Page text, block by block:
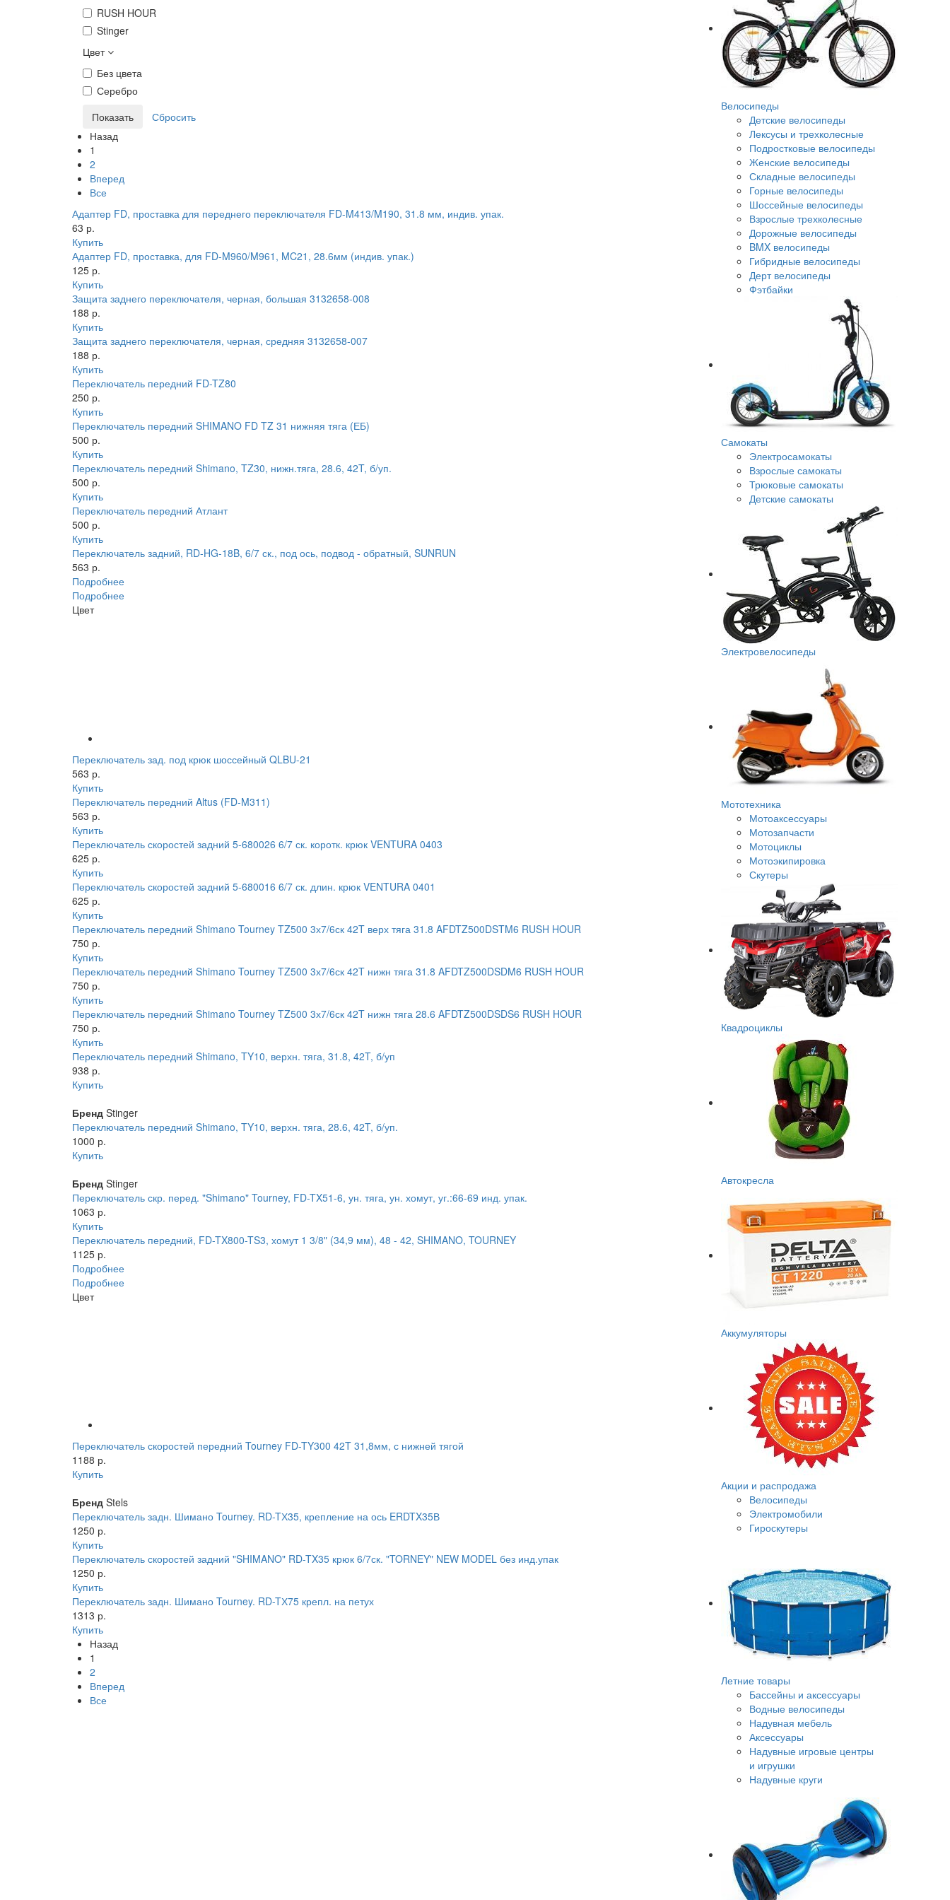
Велосипеды
Детские велосипеды
Лексусы и трехколесные
Подростковые велосипеды
Женские велосипеды
Складные велосипеды
Горные велосипеды
Шоссейные велосипеды
Взрослые трехколесные
Дорожные велосипеды
BMX велосипеды
Гибридные велосипеды
Дерт велосипеды
Фэтбайки
Самокаты
Электросамокаты
Взрослые самокаты
Трюковые самокаты
Детские самокаты
Электровелосипеды
Мототехника
Мотоаксессуары
Мотозапчасти
Мотоциклы
Мотоэкипировка
Скутеры
Квадроциклы
Автокресла
Аккумуляторы
Акции и распродажа
Велосипеды
Электромобили
Гироскутеры
Летние товары
Бассейны и аксессуары
Водные велосипеды
Надувная мебель
Аксессуары
Надувные игровые центры
и игрушки
Надувные круги
RUSH HOUR
Stinger
Цвет
Без цвета
Серебро
Назад
1
2
Вперед
Все
Адаптер FD, проставка для переднего переключателя FD-M413/M190, 31.8 мм, индив. упак.
63 р.
Купить
Адаптер FD, проставка, для FD-M960/M961, MC21, 28.6мм (индив. упак.)
125 р.
Купить
Защита заднего переключателя, черная, большая 3132658-008
188 р.
Купить
Защита заднего переключателя, черная, средняя 3132658-007
188 р.
Купить
Переключатель передний FD-TZ80
250 р.
Купить
Переключатель передний SHIMANO FD TZ 31 нижняя тяга (ЕБ)
500 р.
Купить
Переключатель передний Shimano, TZ30, нижн.тяга, 28.6, 42T, б/уп.
500 р.
Купить
Переключатель передний Атлант
500 р.
Купить
Переключатель задний, RD-HG-18B, 6/7 ск., под ось, подвод - обратный, SUNRUN
563 р.
Подробнее
Подробнее
Цвет
Переключатель зад. под крюк шоссейный QLBU-21
563 р.
Купить
Переключатель передний Altus (FD-M311)
563 р.
Купить
Переключатель скоростей задний 5-680026 6/7 ск. коротк. крюк VENTURA 0403
625 р.
Купить
Переключатель скоростей задний 5-680016 6/7 ск. длин. крюк VENTURA 0401
625 р.
Купить
Переключатель передний Shimano Tourney TZ500 3х7/6ск 42T верх тяга 31.8 AFDTZ500DSTM6 RUSH HOUR
750 р.
Купить
Переключатель передний Shimano Tourney TZ500 3х7/6ск 42T нижн тяга 31.8 AFDTZ500DSDM6 RUSH HOUR
750 р.
Купить
Переключатель передний Shimano Tourney TZ500 3х7/6ск 42T нижн тяга 28.6 AFDTZ500DSDS6 RUSH HOUR
750 р.
Купить
Переключатель передний Shimano, TY10, верхн. тяга, 31.8, 42T, б/уп
938 р.
Купить
Бренд Stinger
Переключатель передний Shimano, TY10, верхн. тяга, 28.6, 42T, б/уп.
1000 р.
Купить
Бренд Stinger
Переключатель скр. перед. "Shimano" Tourney, FD-TX51-6, ун. тяга, ун. хомут, уг.:66-69 инд. упак.
1063 р.
Купить
Переключатель передний, FD-TX800-TS3, хомут 1 3/8" (34,9 мм), 48 - 42, SHIMANO, TOURNEY
1125 р.
Подробнее
Подробнее
Цвет
Переключатель скоростей передний Tourney FD-TY300 42T 31,8мм, с нижней тягой
1188 р.
Купить
Бренд Stels
Переключатель задн. Шимано Tourney. RD-TХ35, крепление на ось ERDTX35В
1250 р.
Купить
Переключатель скоростей задний "SHIMANO" RD-TX35 крюк 6/7ск. "TORNEY" NEW MODEL без инд.упак
1250 р.
Купить
Переключатель задн. Шимано Tourney. RD-TХ75 крепл. на петух
1313 р.
Купить
Назад
1
2
Вперед
Все